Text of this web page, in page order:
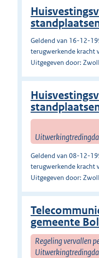
Geldend van 16-12-
terugwerkende kracht
Uitgegeven door:
Geldend van 08-12-
terugwerkende kracht
Uitgegeven door:
gemeente
Regeling vervallen